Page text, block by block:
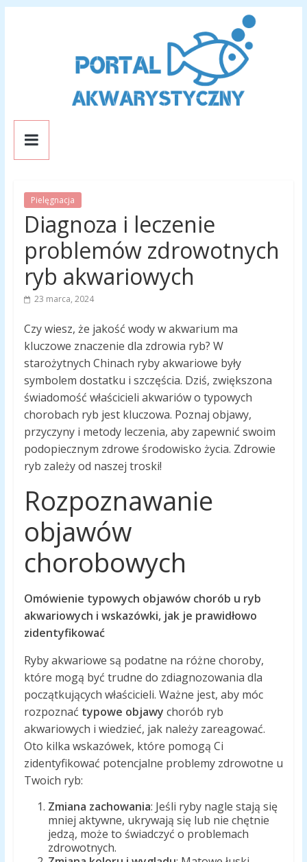
Portal
Portal
rybkach
akwariowych
Pielęgnacja
Diagnoza i leczenie
problemów zdrowotnych
ryb akwariowych
23 marca, 2024
Czy wiesz, że jakość wody w akwarium ma
kluczowe znaczenie dla zdrowia ryb? W
starożytnych Chinach ryby akwariowe były
symbolem dostatku i szczęścia. Dziś, zwiększona
świadomość właścicieli akwariów o typowych
chorobach ryb jest kluczowa. Poznaj objawy,
przyczyny i metody leczenia, aby zapewnić swoim
podopiecznym zdrowe środowisko życia. Zdrowie
ryb zależy od naszej troski!
Rozpoznawanie
objawów
chorobowych
Omówienie typowych objawów chorób u ryb
akwariowych i wskazówki, jak je prawidłowo
zidentyfikować
Ryby akwariowe są podatne na różne choroby,
które mogą być trudne do zdiagnozowania dla
początkujących właścicieli. Ważne jest, aby móc
rozpoznać typowe objawy chorób ryb
akwariowych i wiedzieć, jak należy zareagować.
Oto kilka wskazówek, które pomogą Ci
zidentyfikować potencjalne problemy zdrowotne u
Twoich ryb:
Zmiana zachowania: Jeśli ryby nagle stają się
mniej aktywne, ukrywają się lub nie chętnie
jedzą, może to świadczyć o problemach
zdrowotnych.